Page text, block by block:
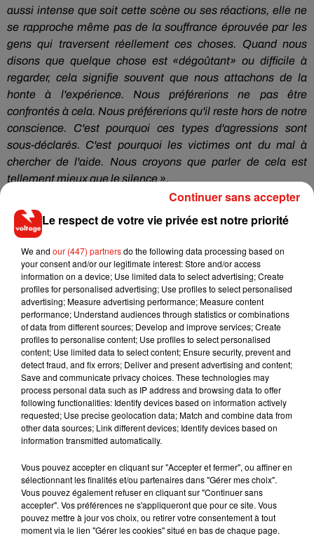
aussi intense que soit cette scène ou ses réactions, elle ne
se rapproche même pas de la souffrance éprouvée par les
gens qui traversent réellement ces choses. Quand nous
disons que quelque chose est «dégoûtant» ou difficile à
regarder, cela signifie souvent que nous attachons de la
honte à l'expérience. Nous préférerions ne pas être
confrontés à cela. Nous préférerions qu'il reste hors de notre
conscience. C'est pourquoi ces types d'agressions sont
sous-déclarés. C'est pourquoi les victimes ont du mal à
chercher de l'aide. Nous croyons que parler de cela est
tellement mieux que le silence ».
Musique
RÜFÜS DU SOL annonce un nouvel
Le respect de votre vie privée est notre priorité
We and our (447) partnersdo the following data processing based on
your consent and/or our legitimate interest: Store and/or access
information on a device; Use limited data to select advertising; Create
profiles for personalised advertising; Use profiles to select personalised
advertising; Measure advertising performance; Measure content
performance; Understand audiences through statistics or combinations
of data from different sources; Develop and improve services; Create
profiles to personalise content; Use profiles to select personalised
content; Use limited data to select content; Ensure security, prevent and
detect fraud, and fix errors; Deliver and present advertising and content;
Save and communicate privacy choices. These technologies may
process personal data such as IP address and browsing data to offer
following functionalities: Identify devices based on information actively
requested; Use precise geolocation data; Match and combine data from
other data sources; Link different devices; Identify devices based on
information transmitted automatically.
Vous pouvez accepter en cliquant sur "Accepter et fermer", ou affiner en
sélectionnant les finalités et/ou partenaires dans "Gérer mes choix".
Vous pouvez également refuser en cliquant sur "Continuer sans
accepter". Vos préférences ne s'appliqueront que pour ce site. Vous
pouvez mettre à jour vos choix, ou retirer votre consentement à tout
moment via le lien "Gérer les cookies" situé en bas de chaque page.
Continuer sans accepter